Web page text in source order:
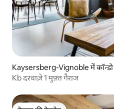
Kaysersberg-Vignoble में कॉन्डो
Kb दरवाज़े 1 मुफ़्त गैराज